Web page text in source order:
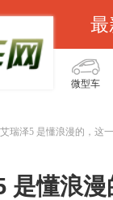
最
微型车
艾瑞泽5 是懂浪漫的，这
是懂浪